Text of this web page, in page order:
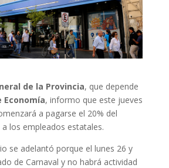
de la Provincia, que depende
, informo que este jueves
a pagarse el 20% del
los empleados estatales.
se adelantó porque el lunes 26 y
de Carnaval y no habrá actividad